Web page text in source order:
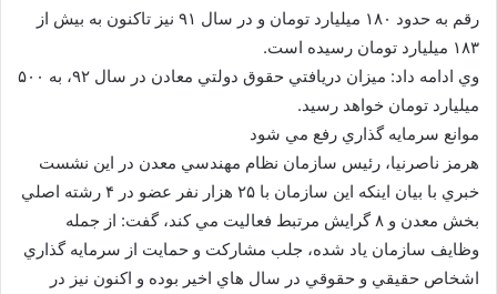
رقم به حدود ۱۸۰ ميليارد تومان و در سال ۹۱ نيز تاكنون به بيش از
۱۸۳ ميليارد تومان رسيده است.
وي ادامه داد: ميزان دريافتي حقوق دولتي معادن در سال ۹۲، به ۵۰۰
ميليارد تومان خواهد رسيد.
موانع سرمايه گذاري رفع مي شود
هرمز ناصرنيا، رئيس سازمان نظام مهندسي معدن در اين نشست
خبري با بيان اينكه اين سازمان با ۲۵ هزار نفر عضو در ۴ رشته اصلي
بخش معدن و ۸ گرايش مرتبط فعاليت مي كند، گفت: از جمله
وظايف سازمان ياد شده، جلب مشاركت و حمايت از سرمايه گذاري
اشخاص حقيقي و حقوقي در سال هاي اخير بوده و اكنون نيز در